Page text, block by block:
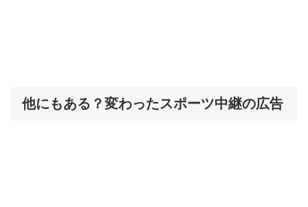
他にもある？変わったスポーツ中継の広告